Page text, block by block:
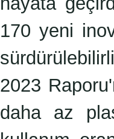
170 yeni
2023
daha az